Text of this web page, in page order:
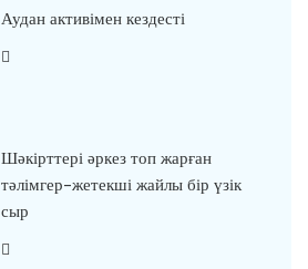
Аудан активімен кездесті
Шәкірттері әркез топ жарған
тәлімгер-жетекші жайлы бір үзік
сыр